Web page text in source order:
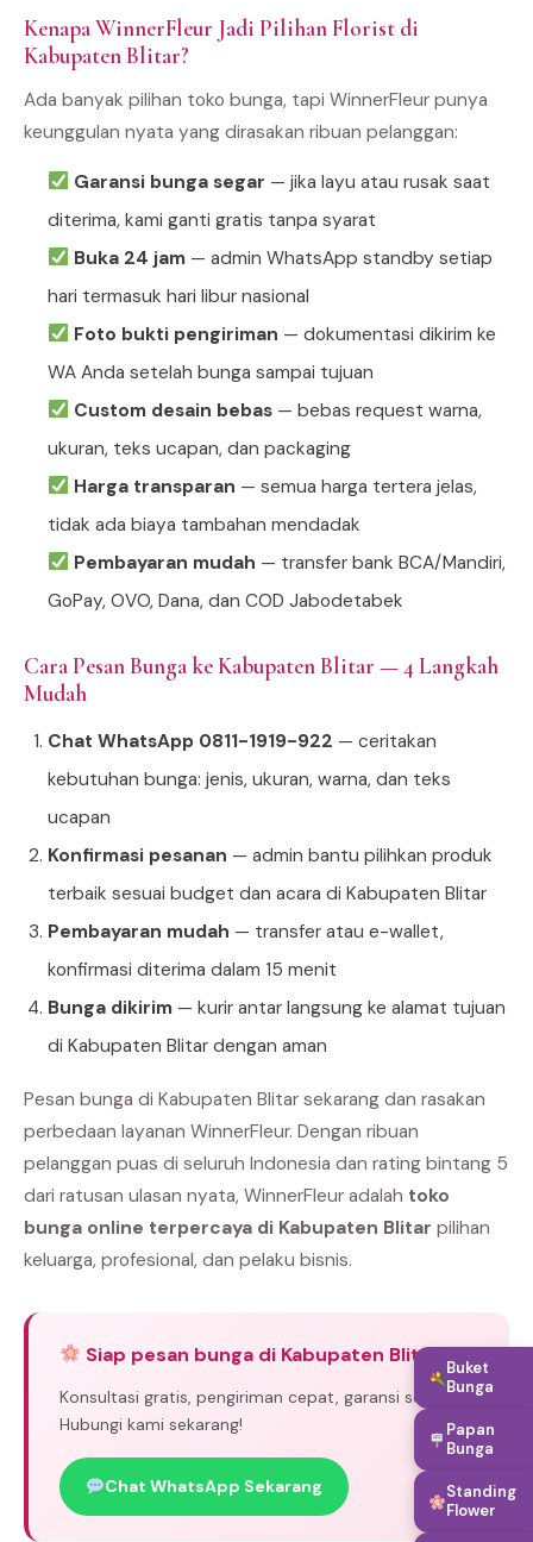
Kenapa WinnerFleur Jadi Pilihan Florist di
Kabupaten Blitar?
Ada banyak pilihan toko bunga, tapi WinnerFleur punya
keunggulan nyata yang dirasakan ribuan pelanggan:
Garansi bunga segar — jika layu atau rusak saat
diterima, kami ganti gratis tanpa syarat
Buka 24 jam— admin WhatsApp standby setiap
hari termasuk hari libur nasional
Foto bukti pengiriman — dokumentasi dikirim ke
WA Anda setelah bunga sampai tujuan
Custom desain bebas— bebas request warna,
ukuran, teks ucapan, dan packaging
Harga transparan — semua harga tertera jelas,
tidak ada biaya tambahan mendadak
Pembayaran mudah — transfer bank BCA/Mandiri,
GoPay, OVO, Dana, dan COD Jabodetabek
Cara Pesan Bunga ke Kabupaten Blitar — 4 Langkah
Mudah
Chat WhatsApp 0811-1919-922 — ceritakan
kebutuhan bunga: jenis, ukuran, warna, dan teks
ucapan
Konfirmasi pesanan — admin bantu pilihkan produk
terbaik sesuai budget dan acara di Kabupaten Blitar
Pembayaran mudah — transfer atau e-wallet,
konfirmasi diterima dalam 15 menit
Bunga dikirim — kurir antar langsung ke alamat tujuan
di Kabupaten Blitar dengan aman
Pesan bunga di Kabupaten Blitar sekarang dan rasakan
perbedaan layanan WinnerFleur. Dengan ribuan
pelanggan puas di seluruh Indonesia dan rating bintang 5
dari ratusan ulasan nyata, WinnerFleur adalah toko
bunga online terpercaya di Kabupaten Blitar pilihan
keluarga, profesional, dan pelaku bisnis.
Siap pesan bunga di Kabupaten Blitar?
Konsultasi gratis, pengiriman cepat, garansi segar.
Hubungi kami sekarang!
Chat WhatsApp Sekarang
Buket
Bunga
Papan
Bunga
Standing
Flower